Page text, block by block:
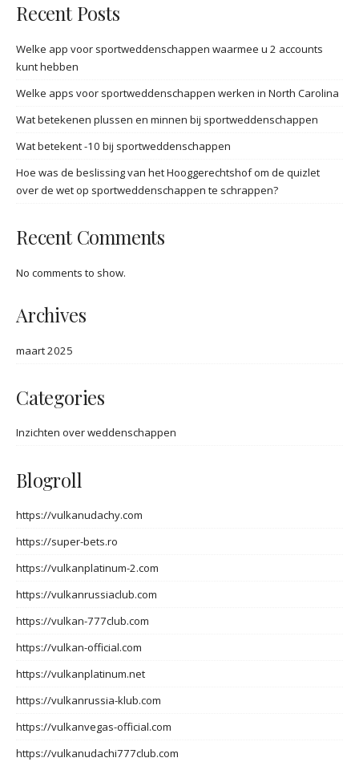
Recent Posts
Welke app voor sportweddenschappen waarmee u 2 accounts
kunt hebben
Welke apps voor sportweddenschappen werken in North Carolina
Wat betekenen plussen en minnen bij sportweddenschappen
Wat betekent -10 bij sportweddenschappen
Hoe was de beslissing van het Hooggerechtshof om de quizlet
over de wet op sportweddenschappen te schrappen?
Recent Comments
No comments to show.
Archives
maart 2025
Categories
Inzichten over weddenschappen
Blogroll
https://vulkanudachy.com
https://super-bets.ro
https://vulkanplatinum-2.com
https://vulkanrussiaclub.com
https://vulkan-777club.com
https://vulkan-official.com
https://vulkanplatinum.net
https://vulkanrussia-klub.com
https://vulkanvegas-official.com
https://vulkanudachi777club.com